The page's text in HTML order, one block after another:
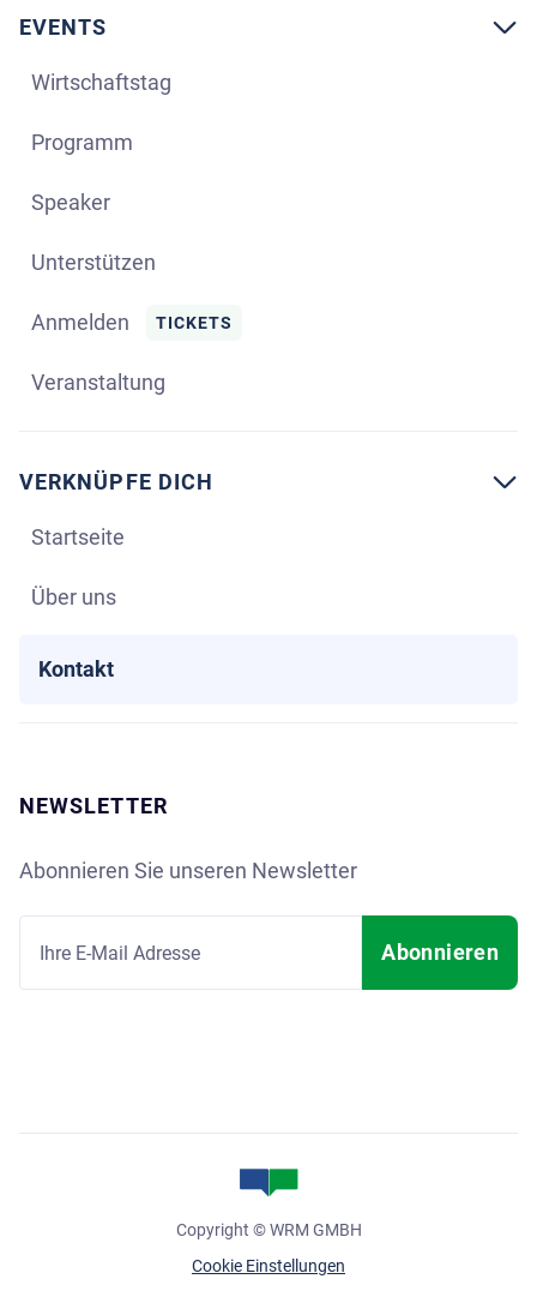
EVENTS 
Wirtschaftstag
Programm
Speaker
Unterstützen
Anmelden TICKETS
Veranstaltung
VERKNÜPFE DICH 
Startseite
Über uns
Kontakt
NEWSLETTER
Abonnieren Sie unseren Newsletter
Copyright © WRM GMBH
Cookie Einstellungen